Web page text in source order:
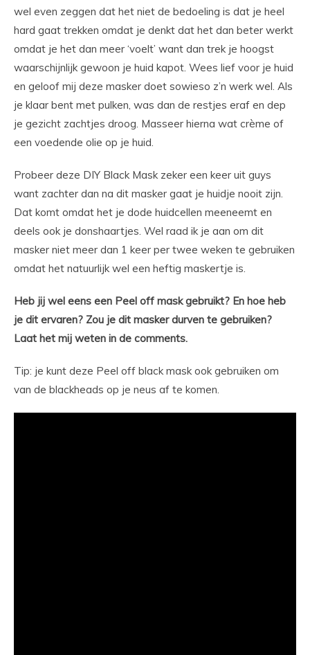
wel even zeggen dat het niet de bedoeling is dat je heel
hard gaat trekken omdat je denkt dat het dan beter werkt
omdat je het dan meer ‘voelt’ want dan trek je hoogst
waarschijnlijk gewoon je huid kapot. Wees lief voor je huid
en geloof mij deze masker doet sowieso z’n werk wel. Als
je klaar bent met pulken, was dan de restjes eraf en dep
je gezicht zachtjes droog. Masseer hierna wat crème of
een voedende olie op je huid.
Probeer deze DIY Black Mask zeker een keer uit guys
want zachter dan na dit masker gaat je huidje nooit zijn.
Dat komt omdat het je dode huidcellen meeneemt en
deels ook je donshaartjes. Wel raad ik je aan om dit
masker niet meer dan 1 keer per twee weken te gebruiken
omdat het natuurlijk wel een heftig maskertje is.
Heb jij wel eens een Peel off mask gebruikt? En hoe heb
je dit ervaren? Zou je dit masker durven te gebruiken?
Laat het mij weten in de comments.
Tip: je kunt deze Peel off black mask ook gebruiken om
van de blackheads op je neus af te komen.